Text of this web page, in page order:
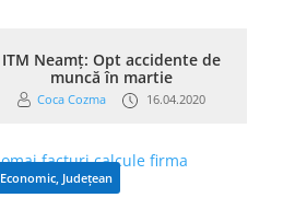
ITM Neamț: Opt accidente de
muncă în martie
Coca Cozma 16.04.2020
Economic, Județean